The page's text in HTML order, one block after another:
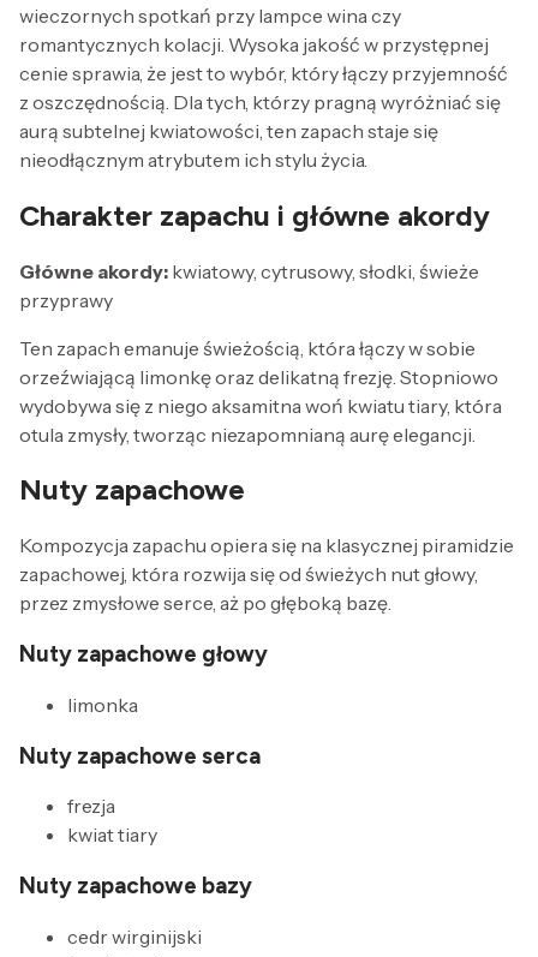
wieczornych spotkań przy lampce wina czy
romantycznych kolacji. Wysoka jakość w przystępnej
cenie sprawia, że jest to wybór, który łączy przyjemność
z oszczędnością. Dla tych, którzy pragną wyróżniać się
aurą subtelnej kwiatowości, ten zapach staje się
nieodłącznym atrybutem ich stylu życia.
Charakter zapachu i główne akordy
Główne akordy: kwiatowy, cytrusowy, słodki, świeże
przyprawy
Ten zapach emanuje świeżością, która łączy w sobie
orzeźwiającą limonkę oraz delikatną frezję. Stopniowo
wydobywa się z niego aksamitna woń kwiatu tiary, która
otula zmysły, tworząc niezapomnianą aurę elegancji.
Nuty zapachowe
Kompozycja zapachu opiera się na klasycznej piramidzie
zapachowej, która rozwija się od świeżych nut głowy,
przez zmysłowe serce, aż po głęboką bazę.
Nuty zapachowe głowy
limonka
Nuty zapachowe serca
frezja
kwiat tiary
Nuty zapachowe bazy
cedr wirginijski